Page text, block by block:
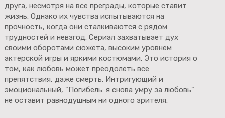
друга, несмотря на все преграды, которые ставит
жизнь. Однако их чувства испытываются на
прочность, когда они сталкиваются с рядом
трудностей и невзгод. Сериал захватывает дух
своими оборотами сюжета, высоким уровнем
актерской игры и яркими костюмами. Это история о
том, как любовь может преодолеть все
препятствия, даже смерть. Интригующий и
эмоциональный, "Погибель: я снова умру за любовь"
не оставит равнодушным ни одного зрителя.